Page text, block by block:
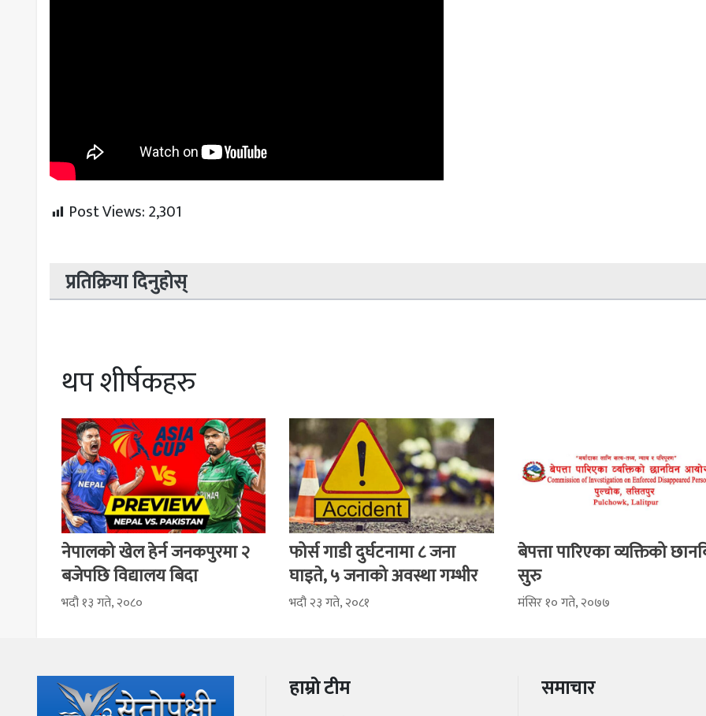
Post Views:2,301
प्रतिक्रिया दिनुहोस्
थप शीर्षकहरु
नेपालको खेल हेर्न जनकपुरमा २
बजेपछि विद्यालय बिदा
भदौ १३ गते, २०८०
फोर्स गाडी दुर्घटनामा ८ जना
घाइते, ५ जनाको अवस्था गम्भीर
भदौ २३ गते, २०८१
बेपत्ता पारिएका व्यक्तिको
सुरु
मंसिर १० गते, २०७७
हाम्रो टीम समाचार